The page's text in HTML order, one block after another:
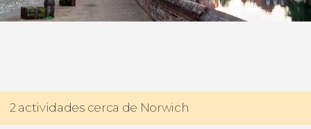
2 actividades cerca de Norwich